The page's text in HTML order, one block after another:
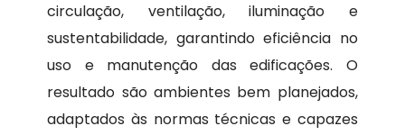
circulação, ventilação, iluminação e
sustentabilidade, garantindo eficiência no
uso e manutenção das edificações. O
resultado são ambientes bem planejados,
adaptados às normas técnicas e capazes